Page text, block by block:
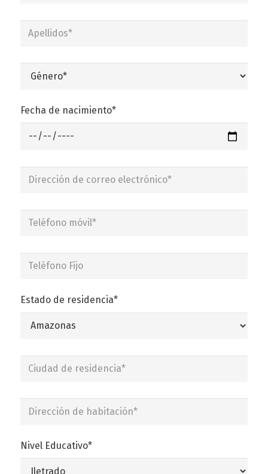
Fecha de nacimiento*
Estado de residencia*
Nivel Educativo*